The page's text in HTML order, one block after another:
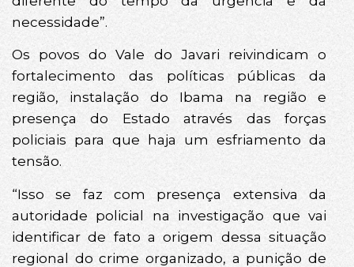
necessidade”.
Os povos do Vale do Javari reivindicam o
fortalecimento das políticas públicas da
região, instalação do Ibama na região e
presença do Estado através das forças
policiais para que haja um esfriamento da
tensão.
“Isso se faz com presença extensiva da
autoridade policial na investigação que vai
identificar de fato a origem dessa situação
regional do crime organizado, a punição de